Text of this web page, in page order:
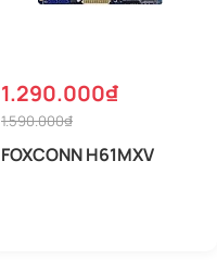
1.290.000₫
1.590.000₫
FOXCONN H61MXV